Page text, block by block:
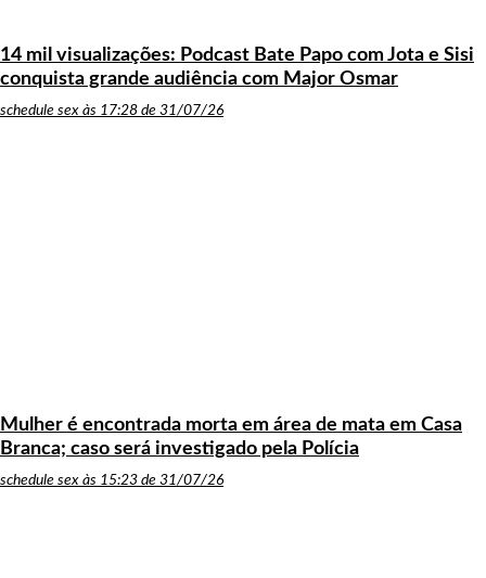
14 mil visualizações: Podcast Bate Papo com Jota e Sisi
conquista grande audiência com Major Osmar
schedule sex às 17:28 de 31/07/26
Mulher é encontrada morta em área de mata em Casa
Branca; caso será investigado pela Polícia
schedule sex às 15:23 de 31/07/26